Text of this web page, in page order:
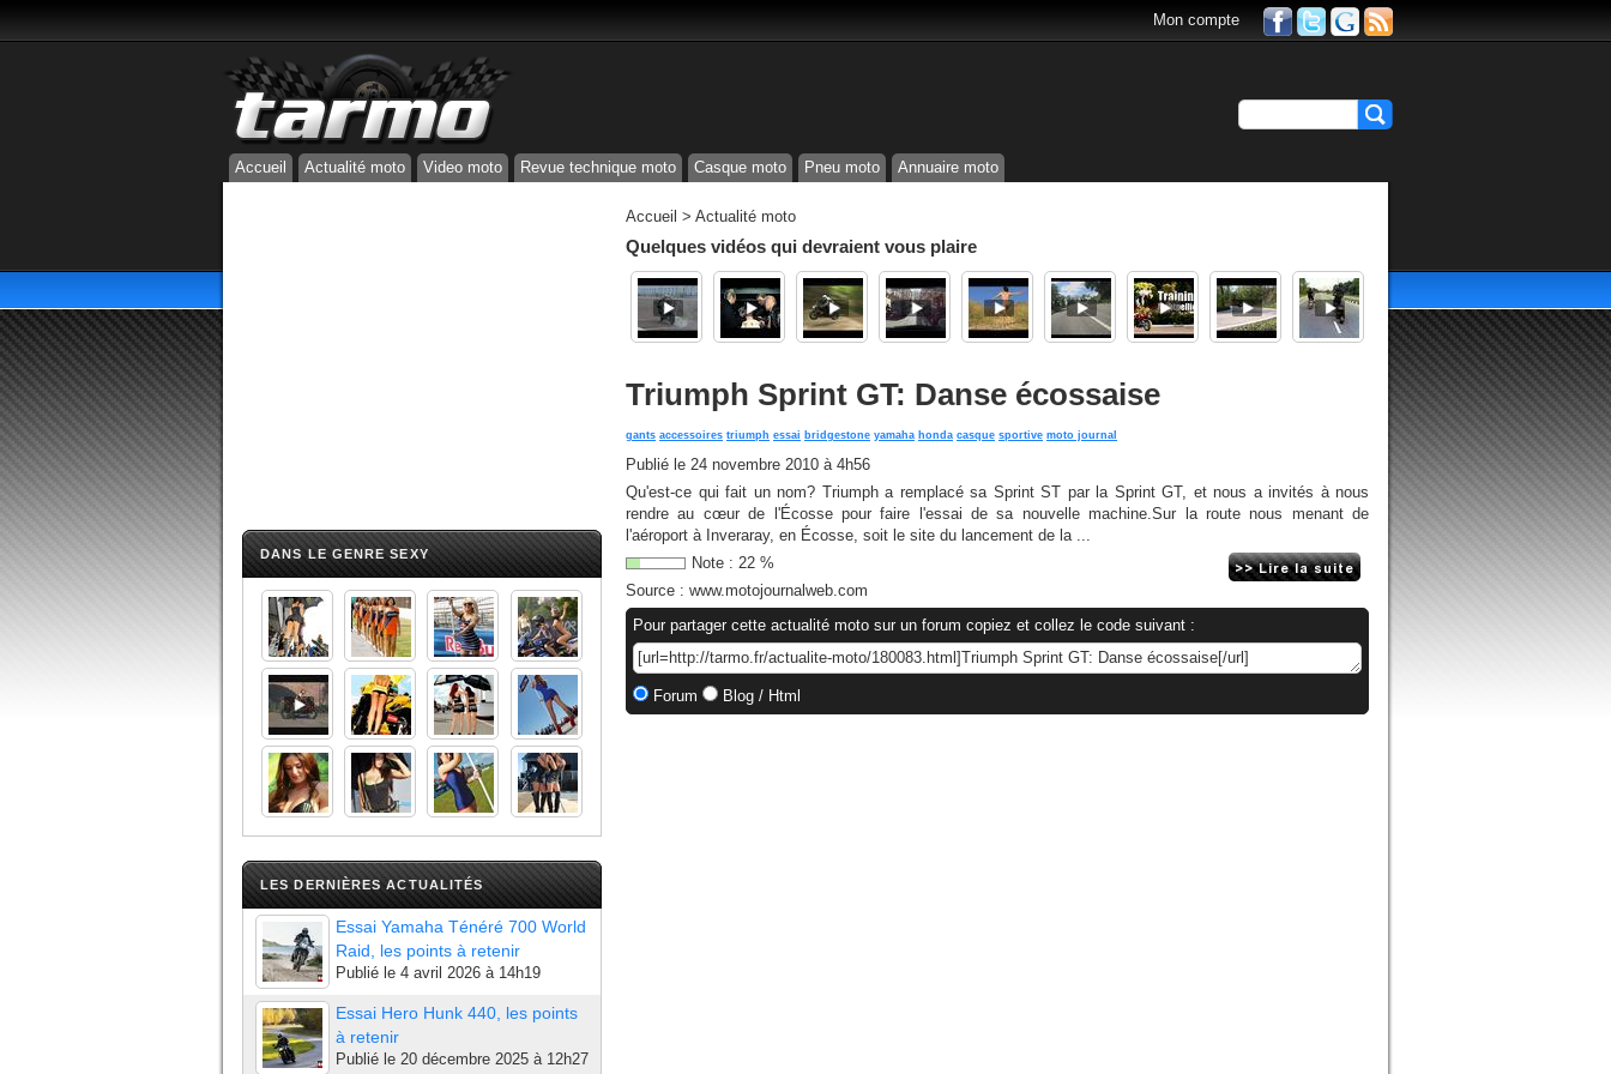
Mon compte
Accueil Actualité moto Video moto Revue technique moto Casque moto Pneu moto Annuaire moto
DANS LE GENRE SEXY
LES DERNIÈRES ACTUALITÉS
Essai Yamaha Ténéré 700 World
Raid, les points à retenir
Publié le 4 avril 2026 à 14h19
Essai Hero Hunk 440, les points
à retenir
Publié le 20 décembre 2025 à 12h27
Accueil > Actualité moto
Quelques vidéos qui devraient vous plaire
Triumph Sprint GT: Danse écossaise
gants accessoires triumph essai bridgestone yamaha honda casque sportive moto journal
Publié le 24 novembre 2010 à 4h56
Qu'est-ce qui fait un nom? Triumph a remplacé sa Sprint ST par la Sprint GT, et nous a invités à nous
rendre au cœur de l'Écosse pour faire l'essai de sa nouvelle machine.Sur la route nous menant de
l'aéroport à Inveraray, en Écosse, soit le site du lancement de la ...
Note : 22 %
Source : www.motojournalweb.com
Pour partager cette actualité moto sur un forum copiez et collez le code suivant :
Forum Blog / Html